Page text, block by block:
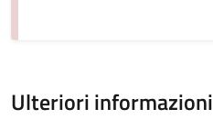
Ulteriori informazioni